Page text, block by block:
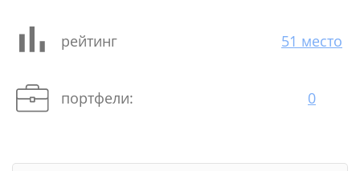
рейтинг 51 место
портфели: 0